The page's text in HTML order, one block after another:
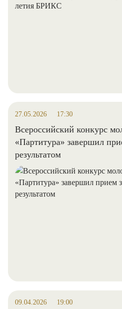
27.05.2026 17:30
Всероссийский конкурс
«Партитура» завершил
результатом
09.04.2026 19:00